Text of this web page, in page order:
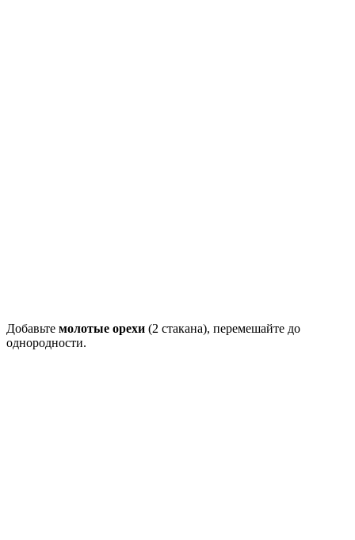
Добавьте молотые орехи (2 стакана), перемешайте до
однородности.